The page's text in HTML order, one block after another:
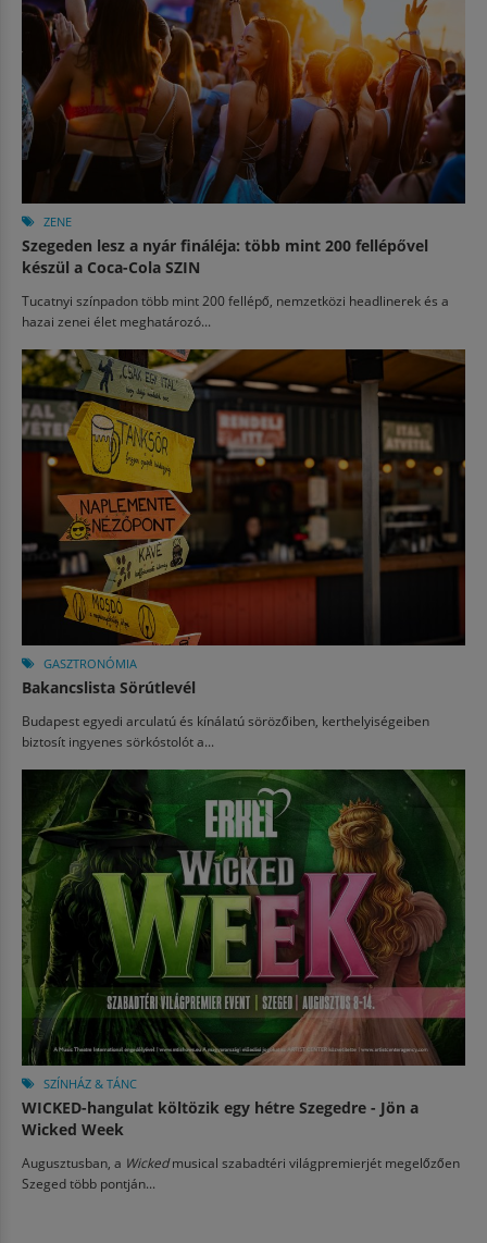
ZENE
Szegeden lesz a nyár fináléja: több mint 200 fellépővel
készül a Coca-Cola SZIN
Tucatnyi színpadon több mint 200 fellépő, nemzetközi headlinerek és a
hazai zenei élet meghatározó...
GASZTRONÓMIA
Bakancslista Sörútlevél
Budapest egyedi arculatú és kínálatú sörözőiben, kerthelyiségeiben
biztosít ingyenes sörkóstolót a...
SZÍNHÁZ & TÁNC
WICKED-hangulat költözik egy hétre Szegedre - Jön a
Wicked Week
Augusztusban, a Wickedmusical szabadtéri világpremierjét megelőzően
Szeged több pontján...